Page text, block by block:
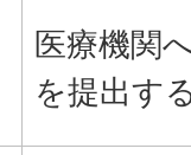
医療機関
を提出す